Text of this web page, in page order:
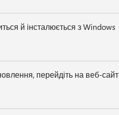
й інсталюється з Windows
перейдіть на веб-сайт